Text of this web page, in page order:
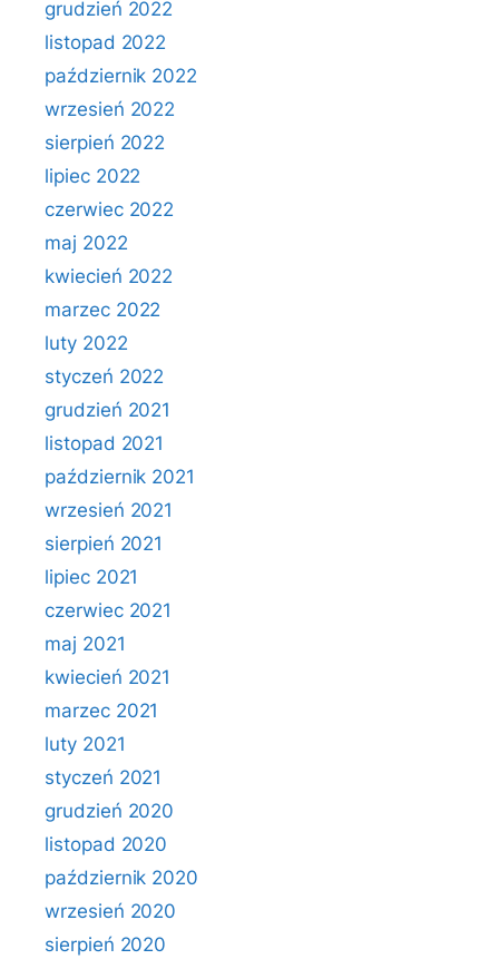
grudzień 2022
listopad 2022
październik 2022
wrzesień 2022
sierpień 2022
lipiec 2022
czerwiec 2022
maj 2022
kwiecień 2022
marzec 2022
luty 2022
styczeń 2022
grudzień 2021
listopad 2021
październik 2021
wrzesień 2021
sierpień 2021
lipiec 2021
czerwiec 2021
maj 2021
kwiecień 2021
marzec 2021
luty 2021
styczeń 2021
grudzień 2020
listopad 2020
październik 2020
wrzesień 2020
sierpień 2020